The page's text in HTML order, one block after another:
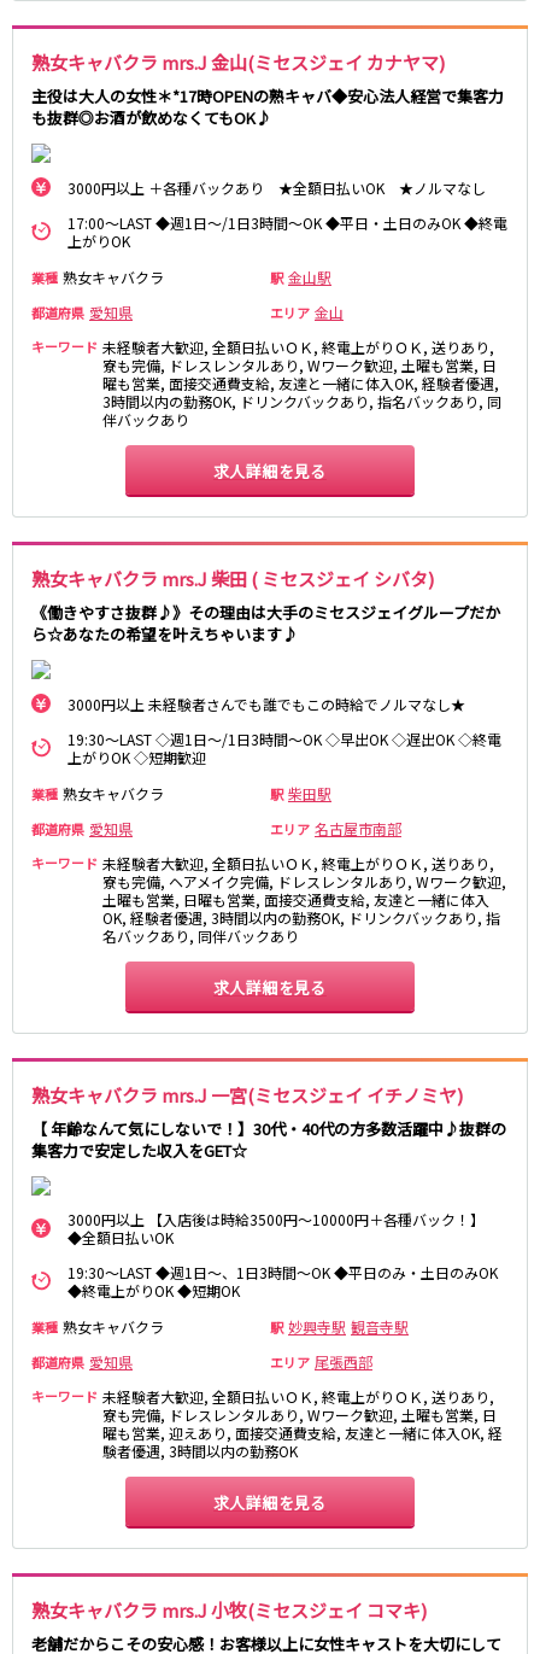
熟女キャバクラ mrs.J 金山(ミセスジェイ カナヤマ)
主役は大人の女性＊*17時OPENの熟キャバ◆安心法人経営で集客力
も抜群◎お酒が飲めなくてもOK♪
3000円以上 ＋各種バックあり ★全額日払いOK ★ノルマなし
17:00～LAST ◆週1日～/1日3時間～OK ◆平日・土日のみOK ◆終電
上がりOK
業種 熟女キャバクラ 駅 金山駅
都道府県 愛知県 エリア 金山
キーワード 未経験者大歓迎, 全額日払いＯＫ, 終電上がりＯＫ, 送りあり,
寮も完備, ドレスレンタルあり, Wワーク歓迎, 土曜も営業, 日
曜も営業, 面接交通費支給, 友達と一緒に体入OK, 経験者優遇,
3時間以内の勤務OK, ドリンクバックあり, 指名バックあり, 同
伴バックあり
求人詳細を見る
熟女キャバクラ mrs.J 柴田 ( ミセスジェイ シバタ)
《働きやすさ抜群♪》その理由は大手のミセスジェイグループだか
ら☆あなたの希望を叶えちゃいます♪
3000円以上 未経験者さんでも誰でもこの時給でノルマなし★
19:30～LAST ◇週1日～/1日3時間～OK ◇早出OK ◇遅出OK ◇終電
上がりOK ◇短期歓迎
業種 熟女キャバクラ 駅 柴田駅
都道府県 愛知県 エリア 名古屋市南部
キーワード 未経験者大歓迎, 全額日払いＯＫ, 終電上がりＯＫ, 送りあり,
寮も完備, ヘアメイク完備, ドレスレンタルあり, Wワーク歓迎,
土曜も営業, 日曜も営業, 面接交通費支給, 友達と一緒に体入
OK, 経験者優遇, 3時間以内の勤務OK, ドリンクバックあり, 指
名バックあり, 同伴バックあり
求人詳細を見る
熟女キャバクラ mrs.J 一宮(ミセスジェイ イチノミヤ)
【 年齢なんて気にしないで！】30代・40代の方多数活躍中♪抜群の
集客力で安定した収入をGET☆
3000円以上 【入店後は時給3500円～10000円＋各種バック！】
◆全額日払いOK
19:30～LAST ◆週1日～、1日3時間～OK ◆平日のみ・土日のみOK
◆終電上がりOK ◆短期OK
業種 熟女キャバクラ 駅 妙興寺駅 観音寺駅
都道府県 愛知県 エリア 尾張西部
キーワード 未経験者大歓迎, 全額日払いＯＫ, 終電上がりＯＫ, 送りあり,
寮も完備, ドレスレンタルあり, Wワーク歓迎, 土曜も営業, 日
曜も営業, 迎えあり, 面接交通費支給, 友達と一緒に体入OK, 経
験者優遇, 3時間以内の勤務OK
求人詳細を見る
熟女キャバクラ mrs.J 小牧(ミセスジェイ コマキ)
老舗だからこその安心感！お客様以上に女性キャストを大切にして
春日井駅
小牧駅
小牧原駅
青山駅
JR東海道本線(岐阜～美濃赤坂・米原)
岐阜駅
名古屋市営地下鉄名港線
金山駅
観音寺駅
名鉄豊田線
豊田市駅
沼津駅
東静岡駅
三島駅
静岡鉄道静岡清水線
新静岡駅
遠州鉄道鉄道線
第一通り駅
大岡駅
伊豆箱根鉄道駿豆線
天竜浜名湖線
掛川駅
熱海駅 来宮駅
0 選択した内容で設定